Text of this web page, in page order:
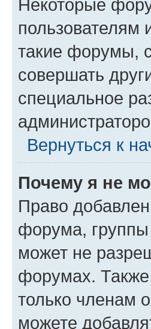
Некоторые
пользователям
такие форумы,
совершать
специальное
Вернуться к
Почему я не
Право
форума, группы
может не
форумах.
только членам
можете